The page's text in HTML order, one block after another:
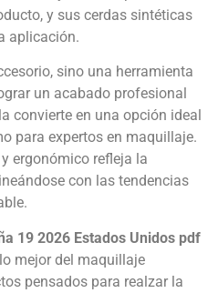
y sus cerdas sintéticas
aplicación.
sino una herramienta
un acabado profesional
convierte en una opción ideal
para expertos en maquillaje.
ergonómico refleja la
con las tendencias
19 2026 Estados Unidos pdf
mejor del maquillaje
pensados para realzar la